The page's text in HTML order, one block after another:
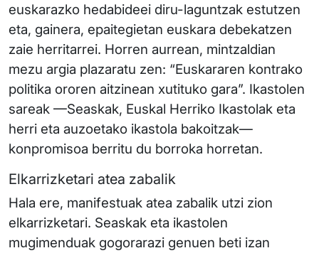
euskarazko hedabideei diru-laguntzak estutzen
eta, gainera, epaitegietan euskara debekatzen
zaie herritarrei. Horren aurrean, mintzaldian
mezu argia plazaratu zen: “Euskararen kontrako
politika ororen aitzinean xutituko gara”. Ikastolen
sareak —Seaskak, Euskal Herriko Ikastolak eta
herri eta auzoetako ikastola bakoitzak—
konpromisoa berritu du borroka horretan.
Elkarrizketari atea zabalik
Hala ere, manifestuak atea zabalik utzi zion
elkarrizketari. Seaskak eta ikastolen
mugimenduak gogorarazi genuen beti izan